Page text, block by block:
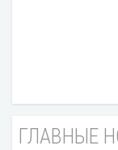
ГЛАВНЫЕ